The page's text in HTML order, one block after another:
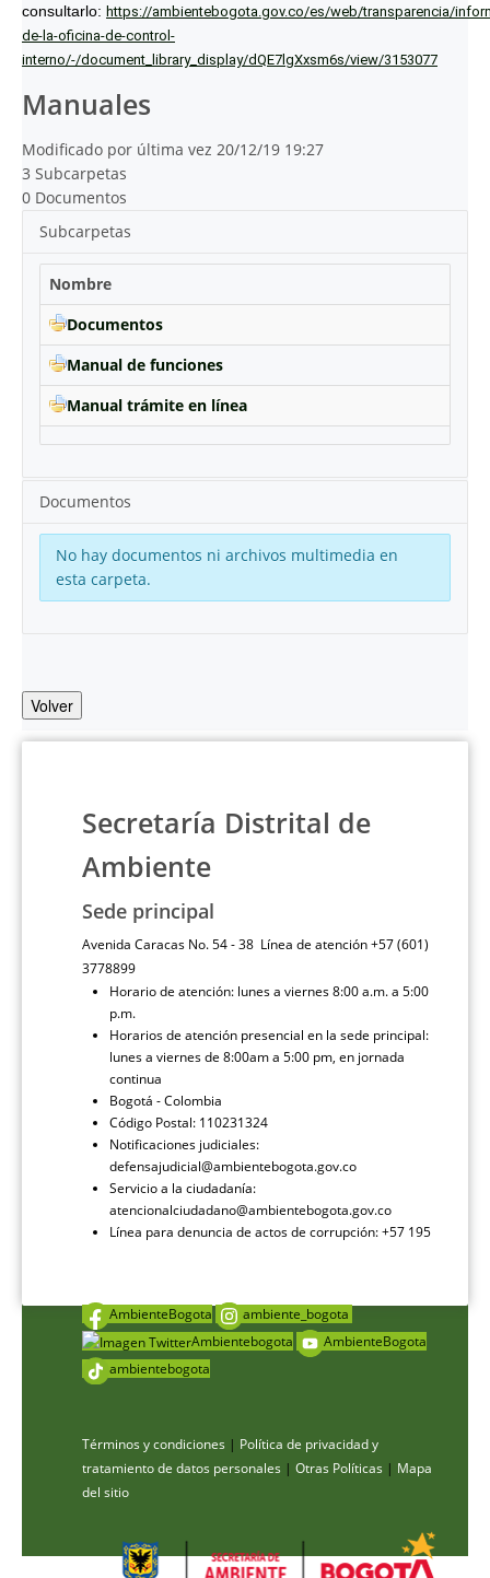
consultarlo: https://ambientebogota.gov.co/es/web/transparencia/
de-la-oficina-de-control-
interno/-/document_library_display/dQE7lgXxsm6s/view/3153077
Manuales
Modificado por última vez 20/12/19 19:27
3 Subcarpetas
0 Documentos
Subcarpetas
Nombre
Documentos
Manual de funciones
Manual trámite en línea
Documentos
No hay documentos ni archivos multimedia en
esta carpeta.
Volver
Secretaría Distrital de
Ambiente
Sede principal
Avenida Caracas No. 54 - 38 Línea de atención +57 (601)
3778899
Horario de atención: lunes a viernes 8:00 a.m. a 5:00
p.m.
Horarios de atención presencial en la sede principal:
lunes a viernes de 8:00am a 5:00 pm, en jornada
continua
Bogotá - Colombia
Código Postal: 110231324
Notificaciones judiciales:
defensajudicial@ambientebogota.gov.co
Servicio a la ciudadanía:
atencionalciudadano@ambientebogota.gov.co
Línea para denuncia de actos de corrupción: +57 195
AmbienteBogota
ambiente_bogota
Ambientebogota
AmbienteBogota
ambientebogota
Términos y condiciones | Política de privacidad y
tratamiento de datos personales | Otras Políticas | Mapa
del sitio